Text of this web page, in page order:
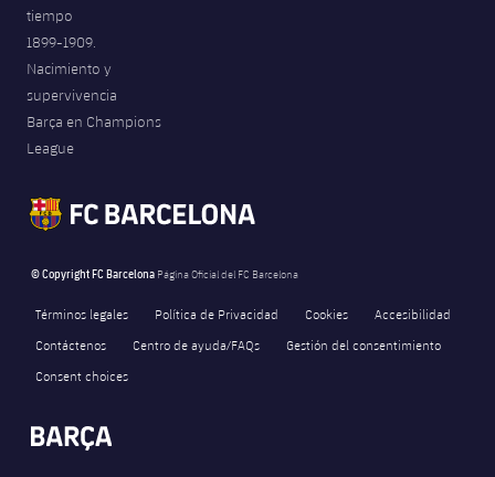
tiempo
1899-1909.
Nacimiento y
supervivencia
Barça en Champions
League
© Copyright FC Barcelona Página Oficial del FC Barcelona
Términos legales Política de Privacidad Cookies
Accesibilidad
Contáctenos
Centro de ayuda/FAQs
Gestión del consentimiento
Consent choices